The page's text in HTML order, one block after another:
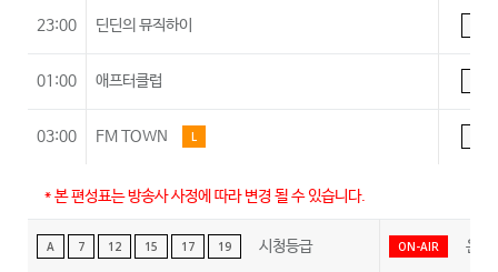
23:00 딘딘의 뮤직하이
01:00 애프터클럽
03:00 FM TOWN L
* 본 편성표는 방송사 사정에 따라 변경 될 수 있습니다.
A 7 12 15 17 19 시청등급 ON-AIR 온에